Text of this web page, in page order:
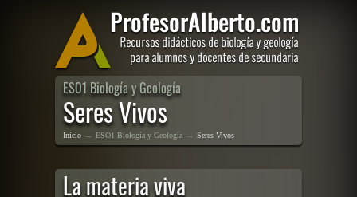
ESO1 Biología y Geología
Seres Vivos
Inicio → ESO1 Biología y Geología → Seres Vivos
La materia viva